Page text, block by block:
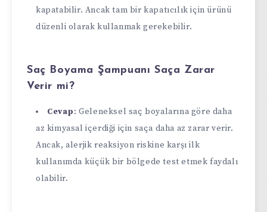
kapatabilir. Ancak tam bir kapatıcılık için ürünü
düzenli olarak kullanmak gerekebilir.
Saç Boyama Şampuanı Saça Zarar
Verir mi?
Cevap: Geleneksel saç boyalarına göre daha
az kimyasal içerdiği için saça daha az zarar verir.
Ancak, alerjik reaksiyon riskine karşı ilk
kullanımda küçük bir bölgede test etmek faydalı
olabilir.